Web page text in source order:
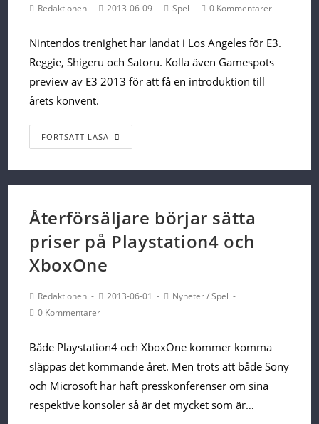
4
PostRedaktionen
Post2013-06-09
PostSpel
Post0 Kommentarer
Nintendos trenighet har landat i Los Angeles för E3.
Reggie, Shigeru och Satoru. Kolla även Gamespots
preview av E3 2013 för att få en introduktion till
årets konvent.
FORTSÄTT LÄSA
för
E3
Återförsäljare börjar sätta
priser på Playstation4 och
XboxOne
PostRedaktionen
Post2013-06-01
PostNyheter/Spel
Post0 Kommentarer
Både Playstation4 och XboxOne kommer komma
släppas det kommande året. Men trots att både Sony
och Microsoft har haft presskonferenser om sina
respektive konsoler så är det mycket som är…